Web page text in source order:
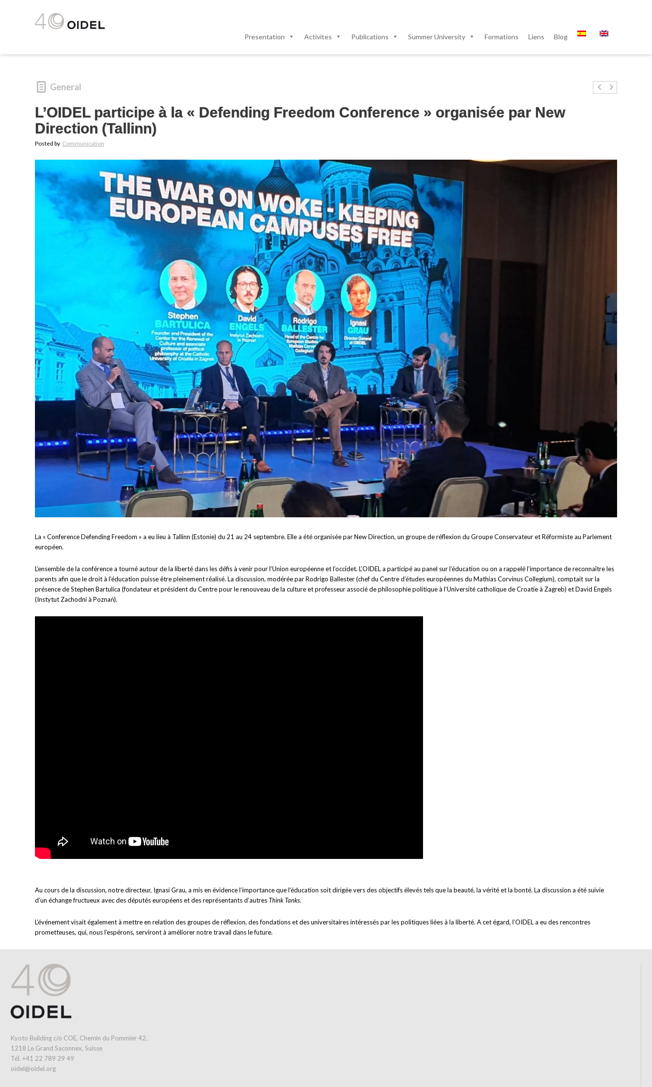
Presentation Activites Publications Summer University Formations Liens Blog
General
L’OIDEL participe à la « Defending Freedom Conference » organisée par New
Direction (Tallinn)
Posted by Communication
La « Conference Defending Freedom » a eu lieu à Tallinn (Estonie) du 21 au 24 septembre. Elle a été organisée par New Direction, un groupe de réflexion du Groupe Conservateur et Réformiste au Parlement
européen.
L’ensemble de la conférence a tourné autour de la liberté dans les défis à venir pour l’Union européenne et l’occidet. L’OIDEL a participé au panel sur l’éducation ou on a rappelé l’importance de reconnaître les
parents afin que le droit à l’éducation puisse être pleinement réalisé. La discussion, modérée par Rodrigo Ballester (chef du Centre d’études européennes du Mathias Corvinus Collegium), comptait sur la
présence de Stephen Bartulica (fondateur et président du Centre pour le renouveau de la culture et professeur associé de philosophie politique à l’Université catholique de Croatie à Zagreb) et David Engels
(Instytut Zachodni à Poznań).
Au cours de la discussion, notre directeur, Ignasi Grau, a mis en évidence l’importance que l’éducation soit dirigée vers des objectifs élevés tels que la beauté, la vérité et la bonté. La discussion a été suivie
d’un échange fructueux avec des députés européens et des représentants d’autresThink Tanks.
L’événement visait également à mettre en relation des groupes de réflexion, des fondations et des universitaires intéressés par les politiques liées à la liberté. A cet égard, l’OIDEL a eu des rencontres
prometteuses, qui, nous l’espérons, serviront à améliorer notre travail dans le future.
Kyoto Building c/o COE, Chemin du Pommier 42,
1218 Le Grand Saconnex, Suisse
Tél. +41 22 789 29 49
oidel@oidel.org